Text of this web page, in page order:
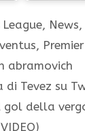
, News,
,
abramovich
di Tevez su
gol della